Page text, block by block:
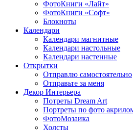
ФотоКниги «Лайт»
ФотоКниги «Софт»
Блокноты
Календари
Календари магнитные
Календари настольные
Календари настенные
Открытки
Отправлю самостоятельно
Отправьте за меня
Декор Интерьера
Потреты Dream Art
Портреты по фото
ФотоМозаика
Холсты